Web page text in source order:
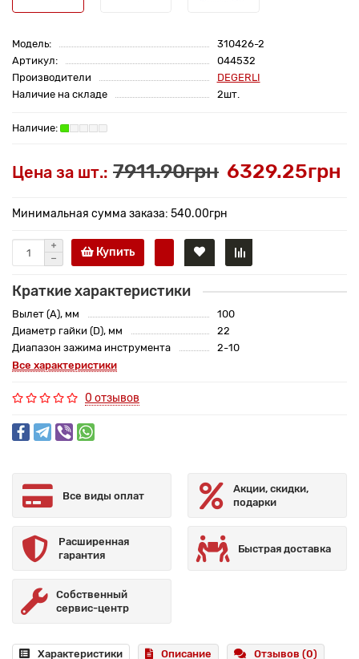
Модель:
310426-2
Артикул:
044532
Производители
DEGERLI
Наличие на складе
2шт.
Цена за шт.: 7911.90грн 6329.25грн
Минимальная сумма заказа: 540.00грн
Купить
Краткие характеристики
Вылет (A), мм
100
Диаметр гайки (D), мм
22
Диапазон зажима инструмента
2-10
Все характеристики
0 отзывов
Все виды оплат
Акции, скидки,
подарки
Расширенная
гарантия
Быстрая доставка
Собственный
сервис-центр
Характеристики Описание Отзывов (0)